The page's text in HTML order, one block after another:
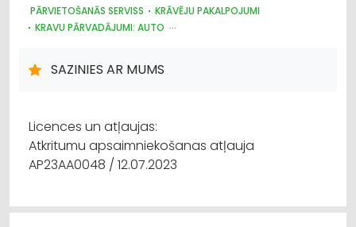
PĀRVIETOŠANĀS SERVISS
KRĀVĒJU PAKALPOJUMI
KRAVU PĀRVADĀJUMI: AUTO
ATKRITUMU IZVEŠANA, KONTEINERU NOMA
IEPAKOJUMS, IESAIŅOŠANA
SAZINIES AR MUMS
Licences un atļaujas:
Atkritumu apsaimniekošanas atļauja
AP23AA0048 / 12.07.2023